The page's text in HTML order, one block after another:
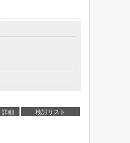
詳細 検討リスト